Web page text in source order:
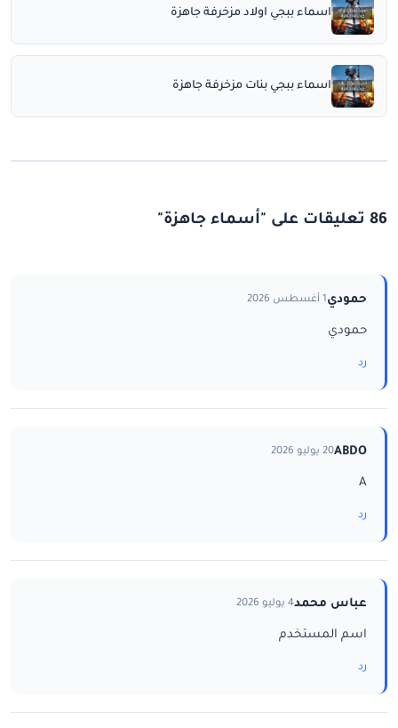
اسماء ببجي اولاد مزخرفة جاهزة
اسماء ببجي بنات مزخرفة جاهزة
86 تعليقات على "أسماء جاهزة"
حمودي1 أغسطس 2026
حمودي
رد
ABDO20 يوليو 2026
A
رد
عباس محمد4 يوليو 2026
اسم المستخدم
رد